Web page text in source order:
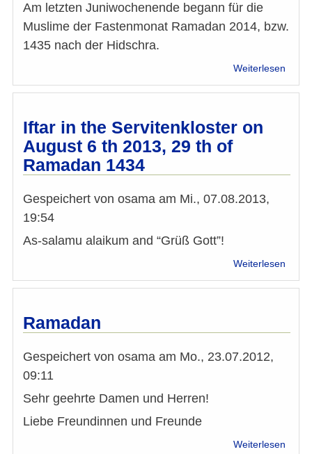
Am letzten Juniwochenende begann für die
Muslime der Fastenmonat Ramadan 2014, bzw.
1435 nach der Hidschra.
Weiterlesen
zum
Iftar in the Servitenkloster on
August 6 th 2013, 29 th of
Ramadan 1434
Gespeichert von osama am Mi., 07.08.2013,
19:54
As-salamu alaikum and “Grüß Gott”!
Weiterlesen
in
on
Ramadan
Gespeichert von osama am Mo., 23.07.2012,
09:11
Sehr geehrte Damen und Herren!
Liebe Freundinnen und Freunde
Weiterlesen